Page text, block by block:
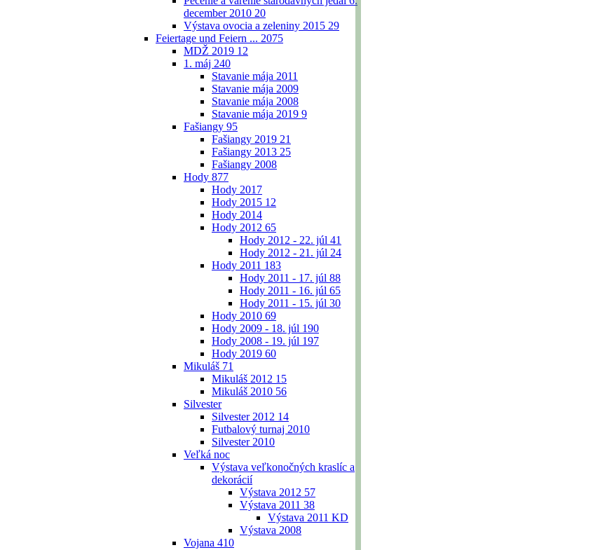
december 2010 20
Výstava ovocia a zeleniny 2015 29
Feiertage und Feiern ... 2075
MDŽ 2019 12
1. máj 240
Stavanie mája 2011
Stavanie mája 2009
Stavanie mája 2008
Stavanie mája 2019 9
Fašiangy 95
Fašiangy 2019 21
Fašiangy 2013 25
Fašiangy 2008
Hody 877
Hody 2017
Hody 2015 12
Hody 2014
Hody 2012 65
Hody 2012 - 22. júl 41
Hody 2012 - 21. júl 24
Hody 2011 183
Hody 2011 - 17. júl 88
Hody 2011 - 16. júl 65
Hody 2011 - 15. júl 30
Hody 2010 69
Hody 2009 - 18. júl 190
Hody 2008 - 19. júl 197
Hody 2019 60
Mikuláš 71
Mikuláš 2012 15
Mikuláš 2010 56
Silvester
Silvester 2012 14
Futbalový turnaj 2010
Silvester 2010
Veľká noc
Výstava veľkonočných kraslíc a
dekorácií
Výstava 2012 57
Výstava 2011 38
Výstava 2011 KD
Výstava 2008
Vojana 410